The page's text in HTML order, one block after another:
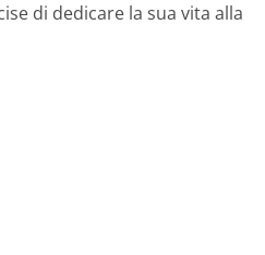
di dedicare la sua vita alla